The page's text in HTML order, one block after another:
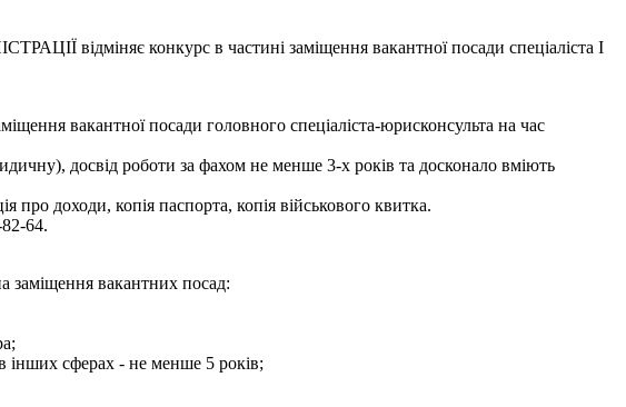
конкурс в частині заміщення вакантної посади спеціаліста І
посади головного спеціаліста-юрисконсульта на час
досвід роботи за фахом не менше 3-х років та досконало вміють
доходи, копія паспорта, копія військового квитка.
64.
заміщення вакантних посад:
інших сферах - не менше 5 років;